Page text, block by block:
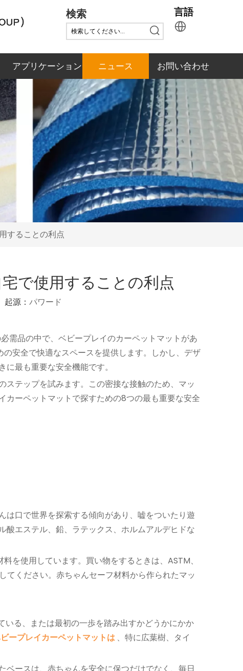
検索 言語
アプリケーション ニュース お問い合わせ
することの利点
で使用することの利点
源： パワード
需品の中で、ベビープレイのカーペットマットがあ
安全で快適なスペースを提供します。しかし、デザ
最も重要な安全機能です。
テップを試みます。この密接な接触のため、マッ
カーペットマットで探すための8つの最も重要な安全
は口で世界を探索する傾向があり、嘘をついたり遊
酸エステル、鉛、ラテックス、ホルムアルデヒドな
を使用しています。買い物をするときは、ASTM、
てください。赤ちゃんセーフ材料から作られたマッ
る、または最初の一歩を踏み出すかどうかにかか
ープレイカーペットマットは 、特に広葉樹、タイ